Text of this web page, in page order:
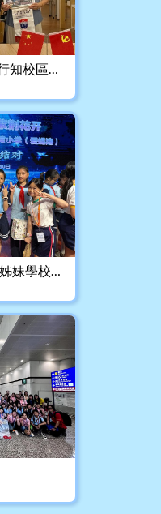
四川金牛實驗中學行知校區（小學部）交流活動